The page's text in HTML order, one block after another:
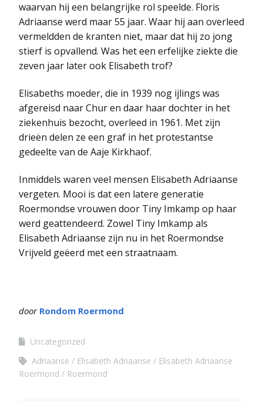
waarvan hij een belangrijke rol speelde. Floris
Adriaanse werd maar 55 jaar. Waar hij aan overleed
vermeldden de kranten niet, maar dat hij zo jong
stierf is opvallend. Was het een erfelijke ziekte die
zeven jaar later ook Elisabeth trof?
Elisabeths moeder, die in 1939 nog ijlings was
afgereisd naar Chur en daar haar dochter in het
ziekenhuis bezocht, overleed in 1961. Met zijn
drieën delen ze een graf in het protestantse
gedeelte van de Aaje Kirkhaof.
Inmiddels waren veel mensen Elisabeth Adriaanse
vergeten. Mooi is dat een latere generatie
Roermondse vrouwen door Tiny Imkamp op haar
werd geattendeerd. Zowel Tiny Imkamp als
Elisabeth Adriaanse zijn nu in het Roermondse
Vrijveld geëerd met een straatnaam.
door Rondom Roermond
Uncategorized
Adriaanse
Elisabeth Adriaanse
Elisabeth Adriaanse
Roermond
Roermond